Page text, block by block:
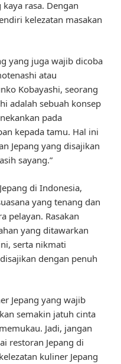
rasa. Dengan
kelezatan masakan
yang juga wajib dicoba
atau
Kobayashi, seorang
adalah sebuah konsep
pada
kepada tamu. Hal ini
Jepang yang disajikan
sayang.”
di Indonesia,
yang tenang dan
pelayan. Rasakan
yang ditawarkan
serta nikmati
dengan penuh
Jepang yang wajib
semakin jatuh cinta
Jadi, jangan
restoran Jepang di
kuliner Jepang